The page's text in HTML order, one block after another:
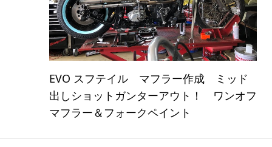
EVO スフテイル マフラー作成 ミッド
出しショットガンターアウト！ ワンオフ
マフラー＆フォークペイント